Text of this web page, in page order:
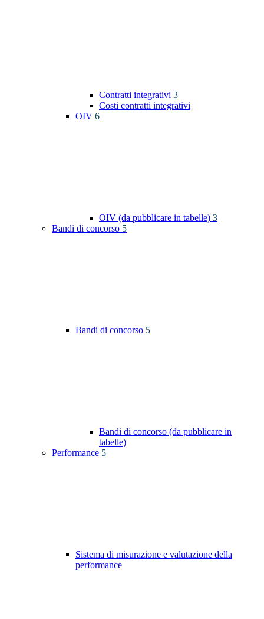
Contratti integrativi 3
Costi contratti integrativi
OIV 6
OIV (da pubblicare in tabelle) 3
Bandi di concorso 5
Bandi di concorso 5
Bandi di concorso (da pubblicare in
tabelle)
Performance 5
Sistema di misurazione e valutazione della
performance